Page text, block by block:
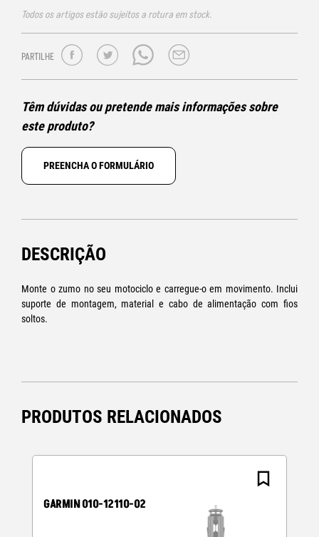
Todos os artigos estão sujeitos a rotura em stock.
PARTILHE
Têm dúvidas ou pretende mais informações sobre
este produto?
PREENCHA O FORMULÁRIO
DESCRIÇÃO
Monte o zumo no seu motociclo e carregue-o em movimento. Inclui
suporte de montagem, material e cabo de alimentação com fios
soltos.
PRODUTOS RELACIONADOS
GARMIN 010-12110-02